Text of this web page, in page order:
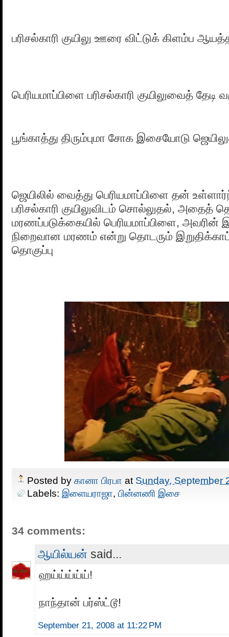
பரிசல்காரி குயிலு ஊரை விட்டுக் கிளம்ப
பெரியமாப்பிளை பரிசல்காரி குயிலுவைத் தேடி
பூங்காத்து திரும்புமா சோக இசையோடு
ஜெயிலில் வைத்து பெரியமாப்பிளை தன்
பரிசல்காரி குயிலுவிடம் சொல்லுதல், அதைத்
மரணப்படுக்கையில் பெரியமாப்பிளை, அவரின்
நிறைவான மரணம் என்று தொடரும்
தொகுப்பு
Posted by கானா பிரபா at Sunday, September
Labels: இளையராஜா, பின்னணி இசை
34 comments:
ஆயில்யன் said...
ஹய்ய்ய்ய்ய்!
நாந்தான் பர்ஸ்ட்டூ!
September 21, 2008 at 11:22 PM